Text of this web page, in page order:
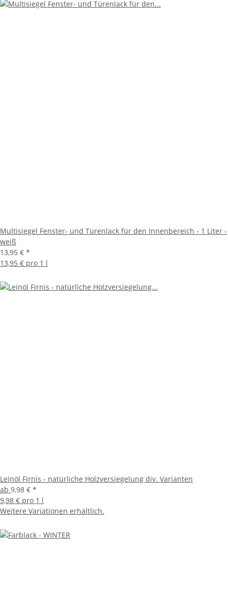
Multisiegel Fenster- und Türenlack für den Innenbereich - 1 Liter -
weiß
13,95 € *
13,95 € pro 1 l
Leinöl Firnis - natürliche Holzversiegelung div. Varianten
ab 9,98 € *
9,98 € pro 1 l
Weitere Variationen erhältlich.